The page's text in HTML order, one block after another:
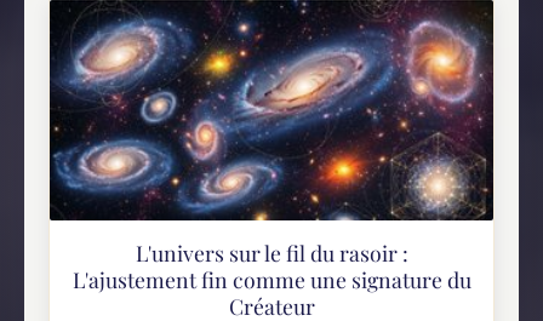
L'univers sur le fil du rasoir :
L'ajustement fin comme une signature du
Créateur